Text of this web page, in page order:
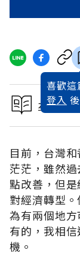
喜歡這
登入
本文出
目前，台灣
茫茫，雖然
點改善，但
對經濟轉型
為有兩個地
有的，我相
機。